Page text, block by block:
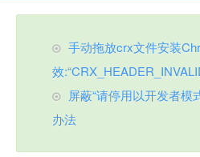
手动拖放crx文件安装
效
屏蔽“请停用以开发者模
办法